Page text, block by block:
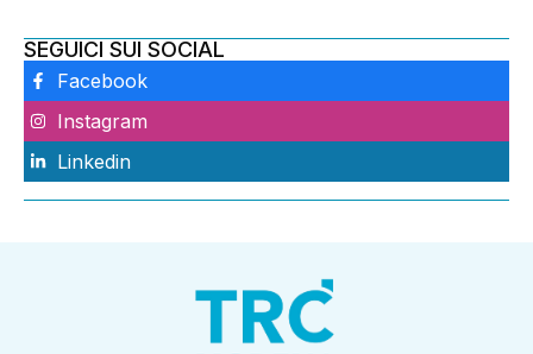
SEGUICI SUI SOCIAL
Facebook
Instagram
Linkedin